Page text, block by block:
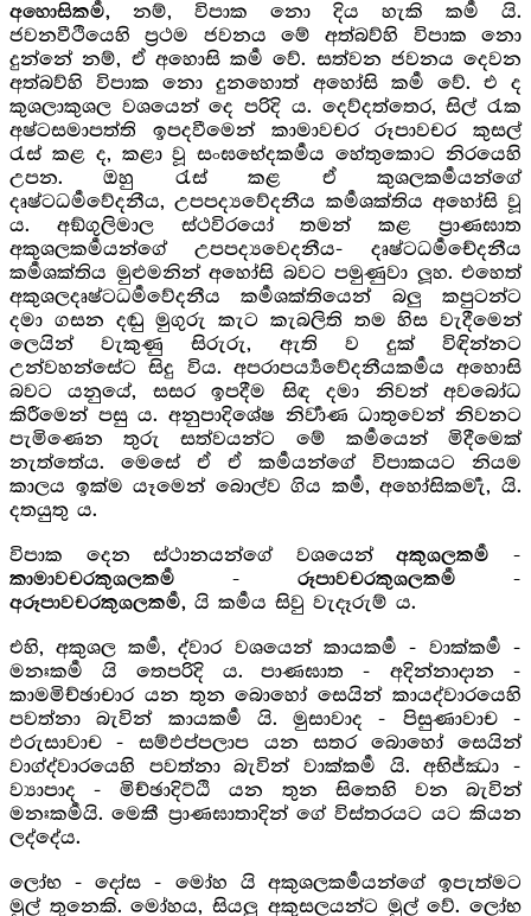
අහොසිකර්‍ම, නම්, විපාක නො දිය හැකි කර්‍ම යි.
ජවනවීථියෙහි ප්‍රථම ජවනය මේ අත්බව්හි විපාක නො
දුන්නේ නම්, ඒ අහොසි කර්‍ම වේ. සත්වන ජවනය දෙවන
අත්බව්හි විපාක නො දුනහොත් අහෝසි කර්‍ම වේ. එ ද
කුශලාකුශල වශයෙන් දෙ පරිදි ය. දෙව්දත්තෙර, සිල් රැක
අෂ්ටසමාපත්ති ඉපදවීමෙන් කාමාවචර රූපාවචර කුසල්
රැස් කළ ද, කළා වූ සංඝභේදකර්‍මය හේතුකොට නිරයෙහි
උපන. ඔහු රැස් කළ ඒ කුශලකර්‍මයන්ගේ
දෘෂ්ටධර්‍මවේදනීය, උපපද්‍යවේදනීය කර්‍මශක්තිය අහෝසි වූ
ය. අඞ්ගුලිමාල ස්ථවිරයෝ තමන් කළ ප්‍රාණඝාත
අකුශලකර්‍මයන්ගේ උපපද්‍යවෙදනීය- දෘෂ්ටධර්‍මචේදනීය
කර්‍මශක්තිය මුළුමනින් අහෝසි බවට පමුණුවා ලූහ. එහෙත්
අකුශලදෘෂ්ටධර්‍මවේදනීය කර්‍මශක්තියෙන් බලු කපුටන්ට
දමා ගසන දඬු මුගුරු කැට කැබලිති තම හිස වැදීමෙන්
ලෙයින් වැකුණු සිරුරු, ඇති ව දුක් විඳින්නට
උන්වහන්සේට සිදු විය. අපරාපර්‍ය්‍යවේදනීයකර්‍මය අහොසි
බවට යනුයේ, සසර ඉපදීම සිඳ දමා නිවන් අවබෝධ
කිරීමෙන් පසු ය. අනුපාදිශේෂ නිර්‍වාණ ධාතුවෙන් නිවනට
පැමිණෙන තුරු සත්වයන්ට මේ කර්‍මයෙන් මිදීමෙක්
නැත්තේය. මෙසේ ඒ ඒ කර්‍මයන්ගේ විපාකයට නියම
කාලය ඉක්ම යෑමෙන් බොල්ව ගිය කර්‍ම, අහෝසිකර්‍මැ, යි.
දතයුතු ය.
විපාක දෙන ස්ථානයන්ගේ වශයෙන්අකුශලකර්‍ම -
කාමාවචරකුශලකර්‍ම - රූපාවචරකුශලකර්‍ම -
අරූපාවචරකුශලකර්‍ම, යි කර්‍මය සිවු වැදෑරුම් ය.
එහි, අකුශල කර්‍ම, ද්වාර වශයෙන් කායකර්‍ම - වාක්කර්‍ම -
මනඃකර්‍ම යි තෙපරිදි ය. පාණඝාත - අදින්නාදාන -
කාමමිච්ඡාචාර යන තුන බොහෝ සෙයින් කායද්වාරයෙහි
පවත්නා බැවින් කායකර්‍ම යි. මුසාවාද - පිසුණාවාච -
ඵරුසාවාච - සම්ඵප්පලාප යන සතර බොහෝ සෙයින්
වාග්ද්වාරයෙහි පවත්නා බැවින් වාක්කර්‍ම යි. අභිජ්ඣා -
ව්‍යාපාද - මිච්ඡාදිට්ඨි යන තුන සිතෙහි වන බැවින්
මනඃකර්‍මයි. මෙකී ප්‍රාණඝාතාදින් ගේ විස්තරයට යට කියන
ලද්දේය.
ලෝභ - දෝස - මෝහ යි අකුශලකර්‍මයන්ගේ ඉපැත්මට
මුල් තුනෙකි. මෝහය, සියලු අකුසලයන්ට මුල් වේ. ලෝභ